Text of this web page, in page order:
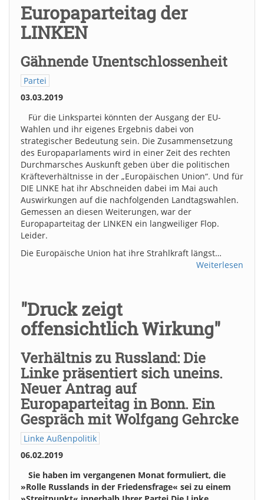
Europaparteitag der
LINKEN
Gähnende Unentschlossenheit
Partei
03.03.2019
Für die Linkspartei könnten der Ausgang der EU-
Wahlen und ihr eigenes Ergebnis dabei von
strategischer Bedeutung sein. Die Zusammensetzung
des Europaparlaments wird in einer Zeit des rechten
Durchmarsches Auskunft geben über die politischen
Kräfteverhältnisse in der „Europäischen Union“. Und für
DIE LINKE hat ihr Abschneiden dabei im Mai auch
Auswirkungen auf die nachfolgenden Landtagswahlen.
Gemessen an diesen Weiterungen, war der
Europaparteitag der LINKEN ein langweiliger Flop.
Leider.
Die Europäische Union hat ihre Strahlkraft längst…
Weiterlesen
"Druck zeigt
offensichtlich Wirkung"
Verhältnis zu Russland: Die
Linke präsentiert sich uneins.
Neuer Antrag auf
Europaparteitag in Bonn. Ein
Gespräch mit Wolfgang Gehrcke
Linke Außenpolitik
06.02.2019
Sie haben im vergangenen Monat formuliert, die
»Rolle Russlands in der Friedensfrage« sei zu einem